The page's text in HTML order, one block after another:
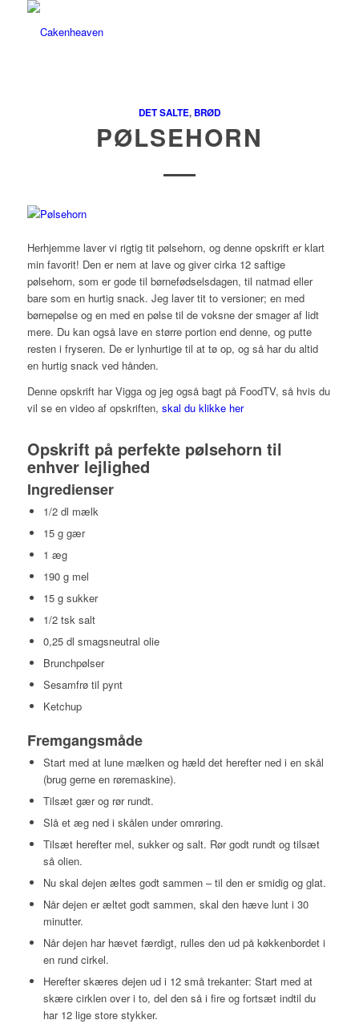
DET SALTE, BRØD
PØLSEHORN
Herhjemme laver vi rigtig tit pølsehorn, og denne opskrift er klart
min favorit! Den er nem at lave og giver cirka 12 saftige
pølsehorn, som er gode til børnefødselsdagen, til natmad eller
bare som en hurtig snack. Jeg laver tit to versioner; en med
børnepølse og en med en pølse til de voksne der smager af lidt
mere. Du kan også lave en større portion end denne, og putte
resten i fryseren. De er lynhurtige til at tø op, og så har du altid
en hurtig snack ved hånden.
Denne opskrift har Vigga og jeg også bagt på FoodTV, så hvis du
vil se en video af opskriften, skal du klikke her
Opskrift på perfekte pølsehorn til
enhver lejlighed
Ingredienser
1/2 dl mælk
15 g gær
1 æg
190 g mel
15 g sukker
1/2 tsk salt
0,25 dl smagsneutral olie
Brunchpølser
Sesamfrø til pynt
Ketchup
Fremgangsmåde
Start med at lune mælken og hæld det herefter ned i en skål
(brug gerne en røremaskine).
Tilsæt gær og rør rundt.
Slå et æg ned i skålen under omrøring.
Tilsæt herefter mel, sukker og salt. Rør godt rundt og tilsæt
så olien.
Nu skal dejen æltes godt sammen – til den er smidig og glat.
Når dejen er æltet godt sammen, skal den hæve lunt i 30
minutter.
Når dejen har hævet færdigt, rulles den ud på køkkenbordet i
en rund cirkel.
Herefter skæres dejen ud i 12 små trekanter: Start med at
skære cirklen over i to, del den så i fire og fortsæt indtil du
har 12 lige store stykker.